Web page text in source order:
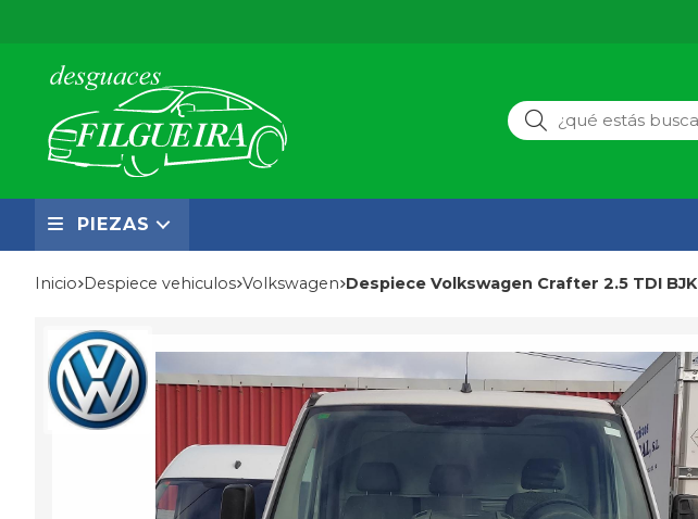
Buscar
PIEZAS
Inicio despiece vehiculos volkswagen Despiece Volkswagen Crafter 2.5 TDI BJK